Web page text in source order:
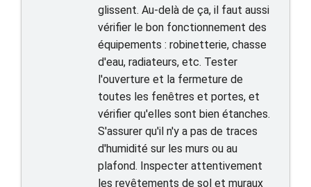
glissent. Au-delà de ça, il faut aussi
vérifier le bon fonctionnement des
équipements : robinetterie, chasse
d'eau, radiateurs, etc. Tester
l'ouverture et la fermeture de
toutes les fenêtres et portes, et
vérifier qu'elles sont bien étanches.
S'assurer qu'il n'y a pas de traces
d'humidité sur les murs ou au
plafond. Inspecter attentivement
les revêtements de sol et muraux